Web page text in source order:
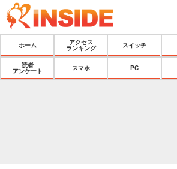
ホーム
アクセス
ランキング
スイッチ
読者
アンケート
スマホ PC